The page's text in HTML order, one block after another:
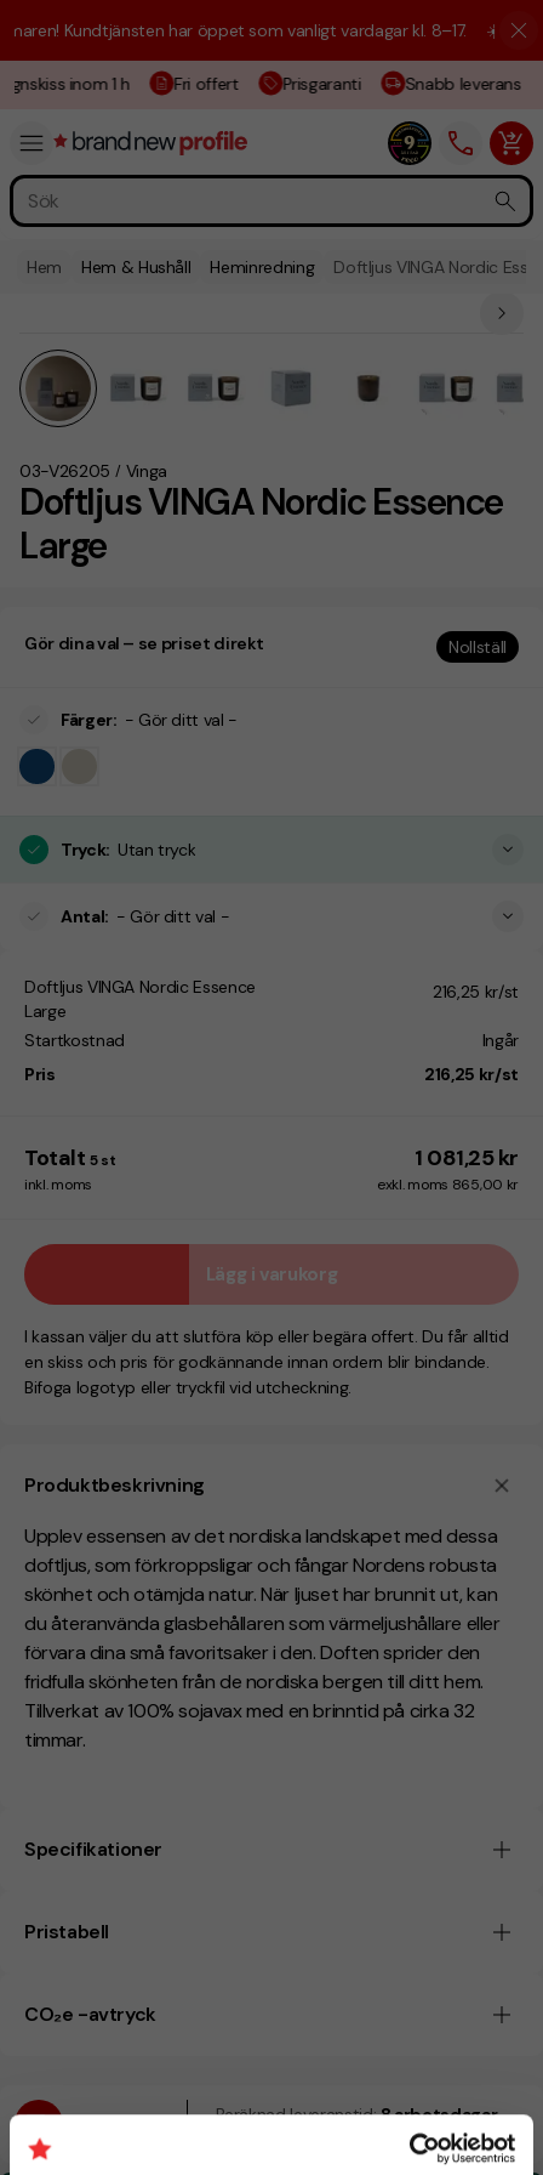
Kundtjänsten har öppet som vanligt vardagar kl. 8–17. ☀️ Vi är
inom 1 h Fri offert Prisgaranti Snabb leverans
Hem Hem & Hushåll Heminredning Doftljus VINGA Nordic
Doftljus VINGA Nordic Essence
Large
03-V26205 / Vinga
Produktbeskrivning
Upplev essensen av det nordiska landskapet med dessa
doftljus, som förkroppsligar och fångar Nordens robusta
skönhet och otämjda natur. När ljuset har brunnit ut, kan
du återanvända glasbehållaren som värmeljushållare eller
förvara dina små favoritsaker i den. Doften sprider den
fridfulla skönheten från de nordiska bergen till ditt hem.
Tillverkat av 100% sojavax med en brinntid på cirka 32
timmar.
Specifikationer
Pristabell
CO₂e -avtryck
Gör dina val – se priset direkt Nollställ
Färger: - Gör ditt val -
Tryck: Utan tryck
Antal: - Gör ditt val -
Doftljus VINGA Nordic Essence
Large
216,25 kr/st
Startkostnad
Ingår
Pris
216,25 kr/st
Totalt 5 st 1 081,25 kr
inkl. moms exkl. moms 865,00 kr
Lägg i varukorg
I kassan väljer du att slutföra köp eller begära offert. Du får alltid
en skiss och pris för godkännande innan ordern blir bindande.
Bifoga logotyp eller tryckfil vid utcheckning.
Beräknad leveranstid: 8 arbetsdagar
Snabbare leverans? Kontakta oss.